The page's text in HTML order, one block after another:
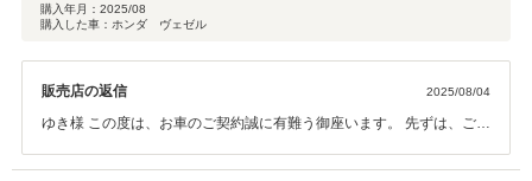
購入年月： 2025/08
購入した車：ホンダ ヴェゼル
販売店の返信 2025/08/04
ゆき様 この度は、お車のご契約誠に有難う御座います。 先ずは、ご納
今後とも満足頂ける様に接客に心を砕いて参ります。 ご納車後もしっ